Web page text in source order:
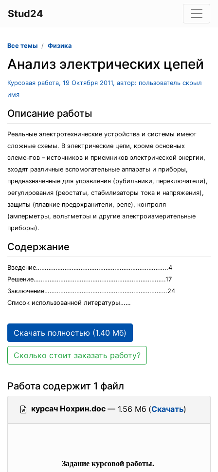
Stud24
Все темы Физика
Анализ электрических цепей
Курсовая работа, 19 Октября 2011, автор: пользователь скрыл
имя
Описание работы
Реальные электротехнические устройства и системы имеют
сложные схемы. В электрические цепи, кроме основных
элементов – источников и приемников электрической энергии,
входят различные вспомогательные аппараты и приборы,
предназначенные для управления (рубильники, переключатели),
регулирования (реостаты, стабилизаторы тока и напряжения),
защиты (плавкие предохранители, реле), контроля
(амперметры, вольтметры и другие электроизмерительные
приборы).
Содержание
Введение………………………………………………………………..4
Решение………………………………………………………………..17
Заключение……………………………………………………………24
Список использованной литературы……
Скачать полностью (1.40 Мб)
Сколько стоит заказать работу?
Работа содержит 1 файл
курсач Нохрин.doc — 1.56 Мб (Скачать)
Задание курсовой работы.